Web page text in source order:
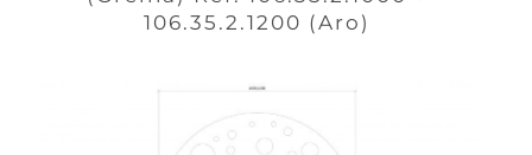
106.35.2.1200 (Aro)